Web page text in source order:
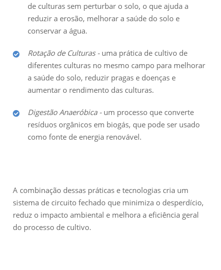
de culturas sem perturbar o solo, o que ajuda a
reduzir a erosão, melhorar a saúde do solo e
conservar a água.
Rotação de Culturas -uma prática de cultivo de
diferentes culturas no mesmo campo para melhorar
a saúde do solo, reduzir pragas e doenças e
aumentar o rendimento das culturas.
Digestão Anaeróbica -um processo que converte
resíduos orgânicos em biogás, que pode ser usado
como fonte de energia renovável.
A combinação dessas práticas e tecnologias cria um
sistema de circuito fechado que minimiza o desperdício,
reduz o impacto ambiental e melhora a eficiência geral
do processo de cultivo.